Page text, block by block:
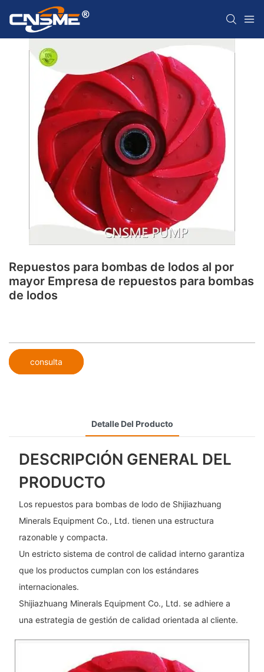
Repuestos para bombas de lodos al por
mayor Empresa de repuestos para bombas
de lodos
consulta
Detalle Del Producto
DESCRIPCIÓN GENERAL DEL
PRODUCTO
Los repuestos para bombas de lodo de Shijiazhuang
Minerals Equipment Co., Ltd. tienen una estructura
razonable y compacta.
Un estricto sistema de control de calidad interno garantiza
que los productos cumplan con los estándares
internacionales.
Shijiazhuang Minerals Equipment Co., Ltd. se adhiere a
una estrategia de gestión de calidad orientada al cliente.